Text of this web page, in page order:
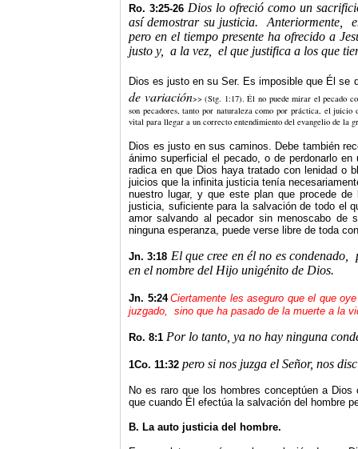
Ro. 3:25-26Dios lo ofreció como un
así demostrar su justicia.
Anteriormente,
pero en el tiempo presente ha ofrecido a
justo y,
a la vez, el que justifica a los que
Dios es justo en su Ser. Es imposible que Él
de variación>> (Stg. 1:17). Él no puede mirar el pecado
son pecadores, tanto por naturaleza como por práctica, el juicio
vital para llegar a un correcto entendimiento del evangelio de la
Dios es justo en sus caminos. Debe también
ánimo superficial el pecado, o de perdonarlo
radica en que Dios haya tratado con lenidad o
juicios que la infinita justicia tenía
nuestro lugar, y que este plan que procede
justicia, suficiente para la salvación de todo el
amor salvando al pecador sin menoscabo
ninguna esperanza, puede verse libre de toda
Jn. 3:18 El que cree en él no es condenado,
en el nombre del Hijo unigénito de Dios.
Jn. 5:24 Ciertamente les aseguro que el que
juzgado,
sino que ha pasado de la muerte a la
Ro. 8:1 Por lo tanto, ya no hay ninguna
1Co. 11:32 pero si nos juzga el Señor, nos
No es raro que los hombres conceptúen a
que cuando Él efectúa la salvación del hombre
B. La auto justicia del hombre.